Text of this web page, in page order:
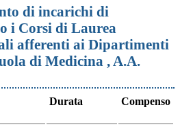
di incarichi di
i Corsi di Laurea
afferenti ai Dipartimenti
di Medicina , A.A.
Durata Compenso